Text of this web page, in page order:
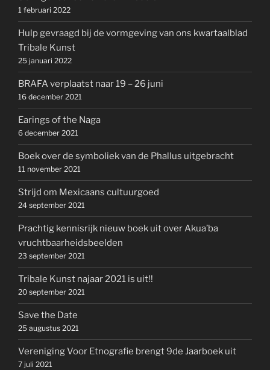
1 februari 2022
Hulp gevraagd bij de vormgeving van ons kwartaalblad
Tribale Kunst
25 januari 2022
BRAFA verplaatst naar 19 – 26 juni
16 december 2021
Earings of the Naga
6 december 2021
Boek over de symboliek van de Phallus uitgebracht
11 november 2021
Strijd om Mexicaans cultuurgoed
24 september 2021
Prachtig kennisrijk nieuw boek uit over Akua’ba
vruchtbaarheidsbeelden
23 september 2021
Tribale Kunst najaar 2021 is uit!!
20 september 2021
Save the Date
25 augustus 2021
Vereniging Voor Etnografie brengt 9de Jaarboek uit
7 juli 2021